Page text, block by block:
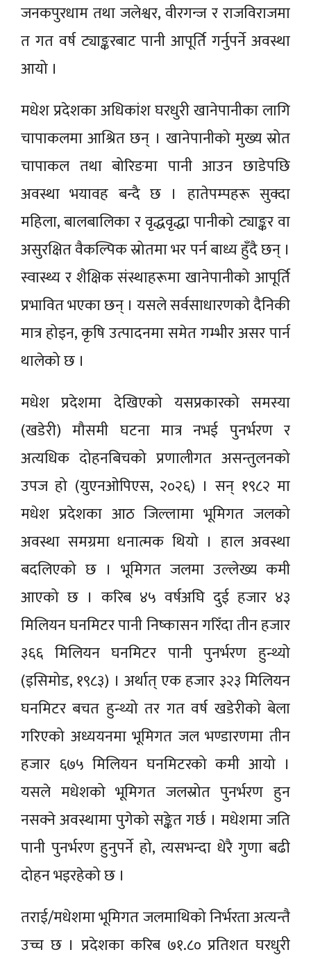
जनकपुरधाम तथा जलेश्वर, वीरगन्ज र राजविराजमा
त गत वर्ष ट्याङ्करबाट पानी आपूर्ति गर्नुपर्ने अवस्था
आयो ।
मधेश प्रदेशका अधिकांश घरधुरी खानेपानीका लागि
चापाकलमा आश्रित छन् । खानेपानीको मुख्य स्रोत
चापाकल तथा बोरिङमा पानी आउन छाडेपछि
अवस्था भयावह बन्दै छ । हातेपम्पहरू सुक्दा
महिला, बालबालिका र वृद्धवृद्धा पानीको ट्याङ्कर वा
असुरक्षित वैकल्पिक स्रोतमा भर पर्न बाध्य हुँदै छन् ।
स्वास्थ्य र शैक्षिक संस्थाहरूमा खानेपानीको आपूर्ति
प्रभावित भएका छन् । यसले सर्वसाधारणको दैनिकी
मात्र होइन, कृषि उत्पादनमा समेत गम्भीर असर पार्न
थालेको छ ।
मधेश प्रदेशमा देखिएको यसप्रकारको समस्या
(खडेरी) मौसमी घटना मात्र नभई पुनर्भरण र
अत्यधिक दोहनबिचको प्रणालीगत असन्तुलनको
उपज हो (युएनओपिएस, २०२६) । सन् १९८२ मा
मधेश प्रदेशका आठ जिल्लामा भूमिगत जलको
अवस्था समग्रमा धनात्मक थियो । हाल अवस्था
बदलिएको छ । भूमिगत जलमा उल्लेख्य कमी
आएको छ । करिब ४५ वर्षअघि दुई हजार ४३
मिलियन घनमिटर पानी निष्कासन गरिँदा तीन हजार
३६६ मिलियन घनमिटर पानी पुनर्भरण हुन्थ्यो
(इसिमोड, १९८३) । अर्थात् एक हजार ३२३ मिलियन
घनमिटर बचत हुन्थ्यो तर गत वर्ष खडेरीको बेला
गरिएको अध्ययनमा भूमिगत जल भण्डारणमा तीन
हजार ६७५ मिलियन घनमिटरको कमी आयो ।
यसले मधेशको भूमिगत जलस्रोत पुनर्भरण हुन
नसक्ने अवस्थामा पुगेको सङ्केत गर्छ । मधेशमा जति
पानी पुनर्भरण हुनुपर्ने हो, त्यसभन्दा धेरै गुणा बढी
दोहन भइरहेको छ ।
तराई/मधेशमा भूमिगत जलमाथिको निर्भरता अत्यन्तै
उच्च छ । प्रदेशका करिब ७१.८० प्रतिशत घरधुरी